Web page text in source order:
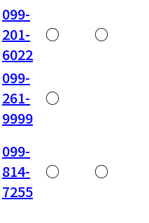
099-
201-
6022
○ ○
099-
261-
9999
○
099-
814-
7255
○ ○